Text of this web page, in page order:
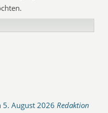
5. August 2026 Redaktion